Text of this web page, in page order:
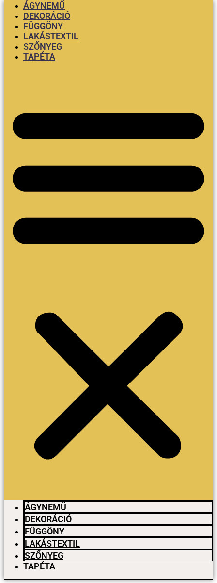
ÁGYNEMŰ
DEKORÁCIÓ
FÜGGÖNY
LAKÁSTEXTIL
SZŐNYEG
TAPÉTA
ÁGYNEMŰ
DEKORÁCIÓ
FÜGGÖNY
LAKÁSTEXTIL
SZŐNYEG
TAPÉTA